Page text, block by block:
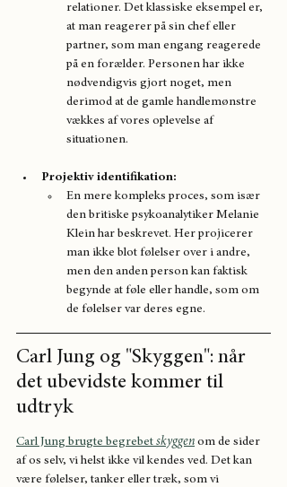
relationer. Det klassiske eksempel er,
at man reagerer på sin chef eller
partner, som man engang reagerede
på en forælder. Personen har ikke
nødvendigvis gjort noget, men
derimod at de gamle handlemønstre
vækkes af vores oplevelse af
situationen.
Projektiv identifikation:
En mere kompleks proces, som især
den britiske psykoanalytiker Melanie
Klein har beskrevet. Her projicerer
man ikke blot følelser over i andre,
men den anden person kan faktisk
begynde at føle eller handle, som om
de følelser var deres egne.
Carl Jung og "Skyggen": når
det ubevidste kommer til
udtryk
Carl Jung brugte begrebet skyggen om de sider
af os selv, vi helst ikke vil kendes ved. Det kan
være følelser, tanker eller træk, som vi